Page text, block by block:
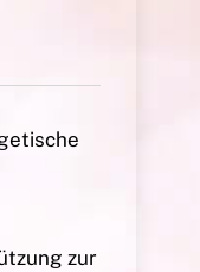
zur